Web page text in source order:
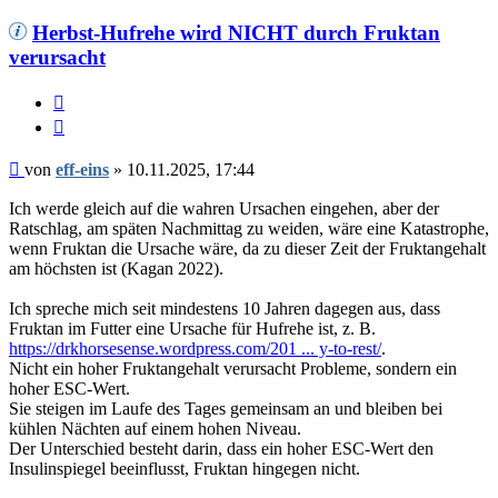
Herbst-Hufrehe wird NICHT durch Fruktan
verursacht
Beitrag
von eff-eins » 10.11.2025, 17:44
Ich werde gleich auf die wahren Ursachen eingehen, aber der
Ratschlag, am späten Nachmittag zu weiden, wäre eine Katastrophe,
wenn Fruktan die Ursache wäre, da zu dieser Zeit der Fruktangehalt
am höchsten ist (Kagan 2022).
Ich spreche mich seit mindestens 10 Jahren dagegen aus, dass
Fruktan im Futter eine Ursache für Hufrehe ist, z. B.
https://drkhorsesense.wordpress.com/201 ... y-to-rest/.
Nicht ein hoher Fruktangehalt verursacht Probleme, sondern ein
hoher ESC-Wert.
Sie steigen im Laufe des Tages gemeinsam an und bleiben bei
kühlen Nächten auf einem hohen Niveau.
Der Unterschied besteht darin, dass ein hoher ESC-Wert den
Insulinspiegel beeinflusst, Fruktan hingegen nicht.